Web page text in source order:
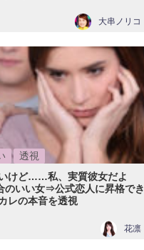
大串ノリコ
透視
けど……私、実質彼女だよ
のいい女⇒公式恋人に昇格でき
レの本音を透視
花凛